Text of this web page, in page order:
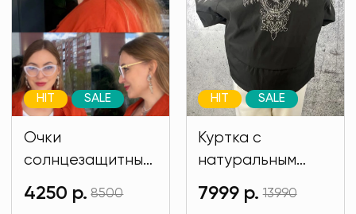
Очки
солнцезащитные
имиджевые
белого цвета
HIT SALE
4250 р. 8500
Куртка с
натуральным
мехом и на
подкладе кролик
HIT SALE
7999 р. 13990